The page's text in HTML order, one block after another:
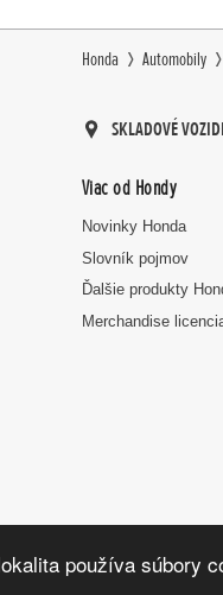
používa súbory
Honda Automobily
SKLADOVÉ
Viac od Hondy
Novinky Honda
Slovník pojmov
Ďalšie produkty
Merchandise